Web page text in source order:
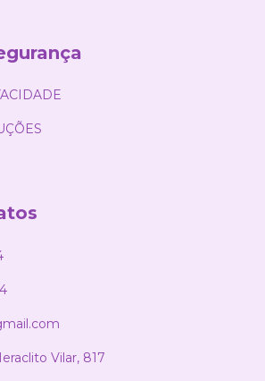
Vilar, 817